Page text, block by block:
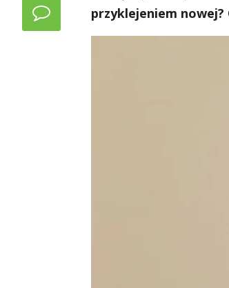
przyklejeniem